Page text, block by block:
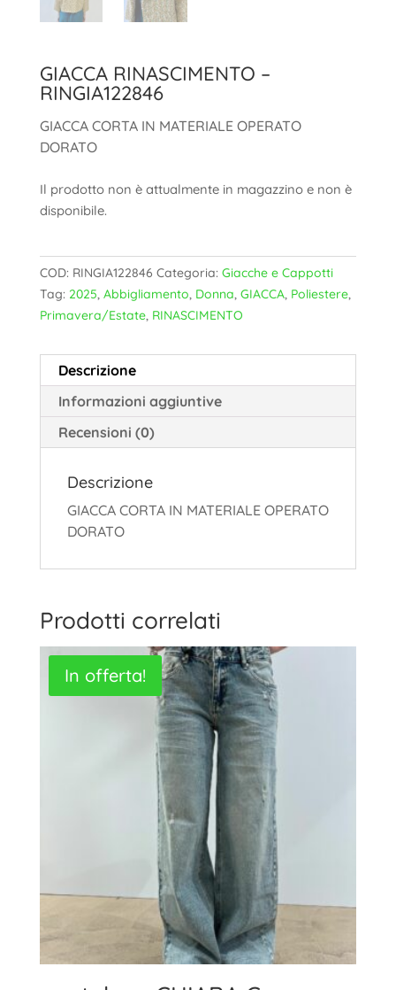
GIACCA RINASCIMENTO –
RINGIA122846
GIACCA CORTA IN MATERIALE OPERATO
DORATO
Il prodotto non è attualmente in magazzino e non è
disponibile.
COD: RINGIA122846 Categoria: Giacche e Cappotti
Tag: 2025, Abbigliamento, Donna, GIACCA, Poliestere,
Primavera/Estate, RINASCIMENTO
Descrizione
Informazioni aggiuntive
Recensioni (0)
Descrizione
GIACCA CORTA IN MATERIALE OPERATO
DORATO
Prodotti correlati
In offerta!